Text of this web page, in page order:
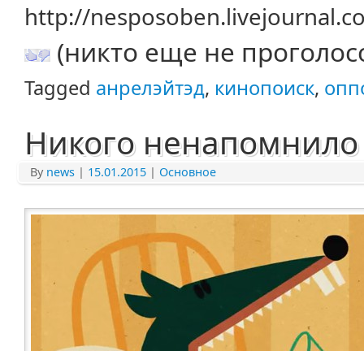
http://
(никто еще не
Tagged анрелэйтэд, кинопоиск,
Никого ненапомнило
By news | 15.01.2015 | Основное